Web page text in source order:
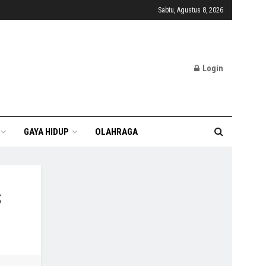
Sabtu, Agustus 8, 2026
Login
GAYA HIDUP OLAHRAGA